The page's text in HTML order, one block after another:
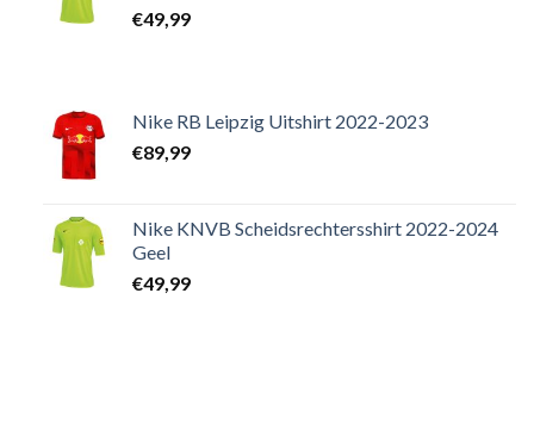
€49,99
Nike RB Leipzig Uitshirt 2022-2023
€89,99
Nike KNVB Scheidsrechtersshirt 2022-2024
Geel
€49,99